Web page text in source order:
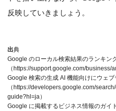
反映していきましょう。
出典
Google のローカル検索結果のランキン
（https://support.google.com/business/
Google 検索の生成 AI 機能向けにウェ
（https://developers.google.com/
guide?hl=ja）
Google に掲載するビジネス情報のガイ